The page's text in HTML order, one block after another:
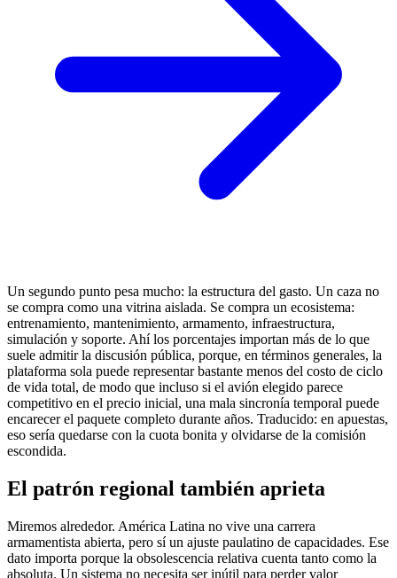
Un segundo punto pesa mucho: la estructura del gasto. Un caza no
se compra como una vitrina aislada. Se compra un ecosistema:
entrenamiento, mantenimiento, armamento, infraestructura,
simulación y soporte. Ahí los porcentajes importan más de lo que
suele admitir la discusión pública, porque, en términos generales, la
plataforma sola puede representar bastante menos del costo de ciclo
de vida total, de modo que incluso si el avión elegido parece
competitivo en el precio inicial, una mala sincronía temporal puede
encarecer el paquete completo durante años. Traducido: en apuestas,
eso sería quedarse con la cuota bonita y olvidarse de la comisión
escondida.
El patrón regional también aprieta
Miremos alrededor. América Latina no vive una carrera
armamentista abierta, pero sí un ajuste paulatino de capacidades. Ese
dato importa porque la obsolescencia relativa cuenta tanto como la
absoluta. Un sistema no necesita ser inútil para perder valor